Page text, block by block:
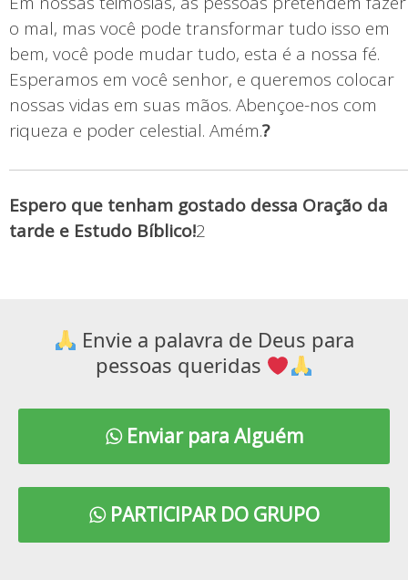
o mal, mas você pode transformar tudo isso em
bem, você pode mudar tudo, esta é a nossa fé.
Esperamos em você senhor, e queremos colocar
nossas vidas em suas mãos. Abençoe-nos com
riqueza e poder celestial. Amém.?
Espero que tenham gostado dessa Oração da
tarde e Estudo Bíblico!2
Envie a palavra de Deus para
pessoas queridas
Enviar para Alguém
PARTICIPAR DO GRUPO